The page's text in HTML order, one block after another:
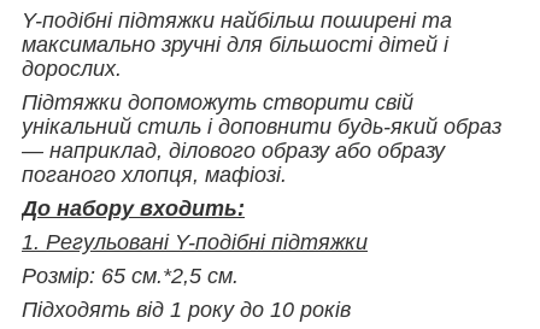
Y-подібні підтяжки найбільш поширені та
максимально зручні для більшості дітей і
дорослих.
Підтяжки допоможуть створити свій
унікальний стиль і доповнити будь-який образ
— наприклад, ділового образу або образу
поганого хлопця, мафіозі.
До набору входить:
1. Регульовані Y-подібні підтяжки
Розмір: 65 см.*2,5 см.
Підходять від 1 року до 10 років